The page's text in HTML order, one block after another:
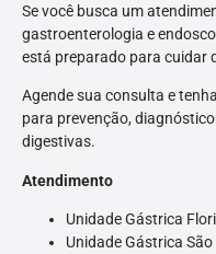
Se você busca um
gastroenterologia e
está preparado para cuidar
Agende sua consulta e
para prevenção,
digestivas.
Atendimento
Unidade Gástrica
Unidade Gástrica